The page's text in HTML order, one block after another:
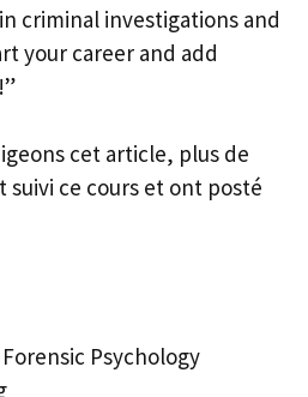
criminal investigations and
your career and add
cet article, plus de
suivi ce cours et ont posté
Psychology